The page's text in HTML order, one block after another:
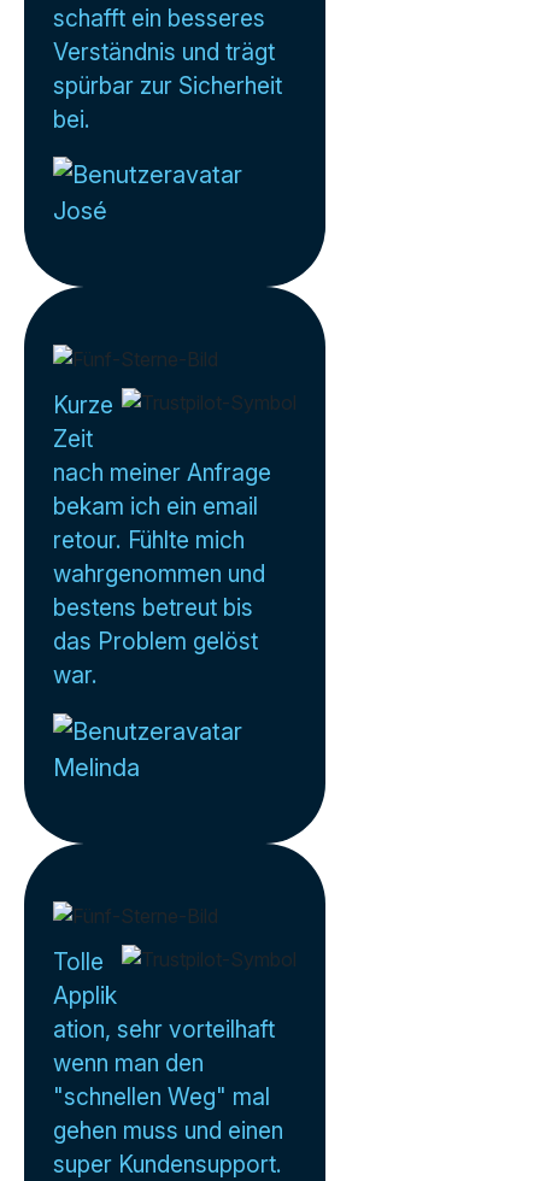
schafft ein besseres
Verständnis und trägt
spürbar zur Sicherheit
bei.
José
Kurze
Zeit
nach meiner Anfrage
bekam ich ein email
retour. Fühlte mich
wahrgenommen und
bestens betreut bis
das Problem gelöst
war.
Melinda
Tolle
Applik
ation, sehr vorteilhaft
wenn man den
"schnellen Weg" mal
gehen muss und einen
super Kundensupport.